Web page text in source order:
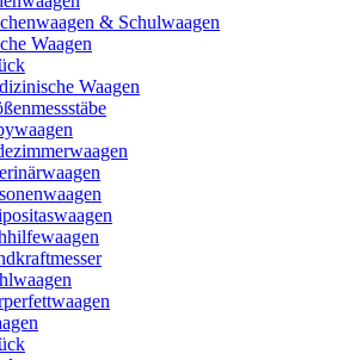
& Schulwaagen
Waagen
Waagen